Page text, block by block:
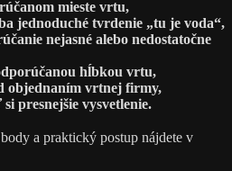
mieste vrtu,
jednoduché tvrdenie „tu je voda“,
nejasné alebo nedostatočne
hĺbkou vrtu,
objednaním vrtnej firmy,
presnejšie vysvetlenie.
a praktický postup nájdete v